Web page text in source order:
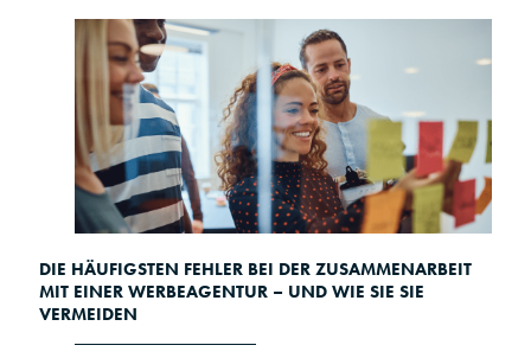
DIE HÄUFIGSTEN FEHLER BEI DER ZUSAMMENARBEIT
MIT EINER WERBEAGENTUR – UND WIE SIE SIE
VERMEIDEN